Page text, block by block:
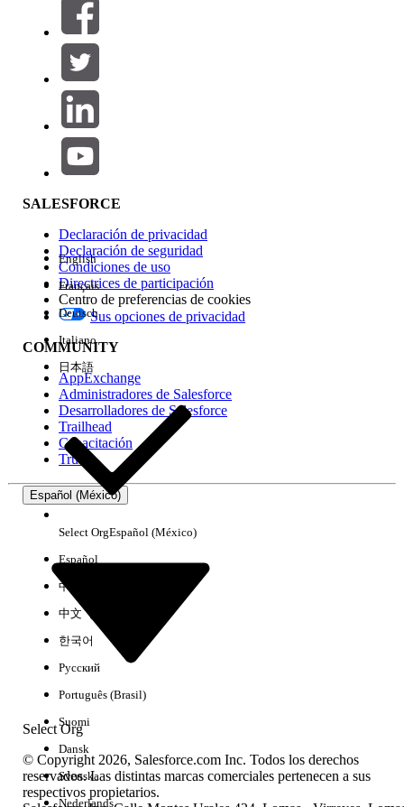
Filtros (0)
SELECCIONAR FILTROS
Área de productos
Repercusión de función
Edición
Experiencia
No hay resultados
SALESFORCE
Declaración de privacidad
Declaración de seguridad
Condiciones de uso
Directrices de participación
Centro de preferencias de cookies
Sus opciones de privacidad
COMMUNITY
AppExchange
Administradores de Salesforce
Desarrolladores de Salesforce
Trailhead
Capacitación
Trust
Español (México)
Select Org
English
Français
Deutsch
Italiano
日本語
Select OrgEspañol (México)
Español
中文（简体）
中文（繁體）
한국어
Русский
Português (Brasil)
Suomi
Dansk
Svenska
Nederlands
© Copyright 2026, Salesforce.com Inc. Todos los derechos
reservados. Las distintas marcas comerciales pertenecen a sus
respectivos propietarios.